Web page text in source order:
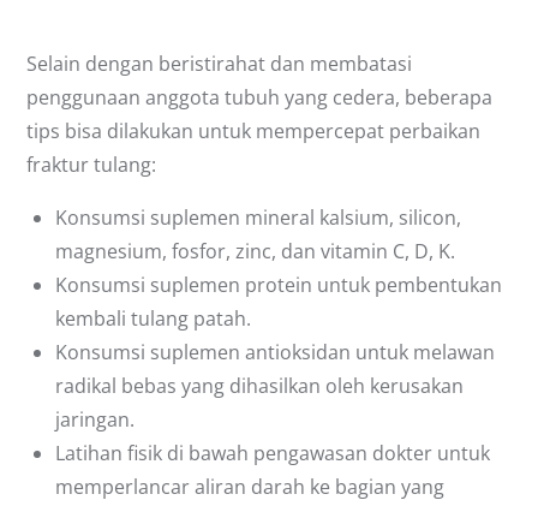
Selain dengan beristirahat dan membatasi
penggunaan anggota tubuh yang cedera, beberapa
tips bisa dilakukan untuk mempercepat perbaikan
fraktur tulang:
Konsumsi suplemen mineral kalsium, silicon,
magnesium, fosfor, zinc, dan vitamin C, D, K.
Konsumsi suplemen protein untuk pembentukan
kembali tulang patah.
Konsumsi suplemen antioksidan untuk melawan
radikal bebas yang dihasilkan oleh kerusakan
jaringan.
Latihan fisik di bawah pengawasan dokter untuk
memperlancar aliran darah ke bagian yang